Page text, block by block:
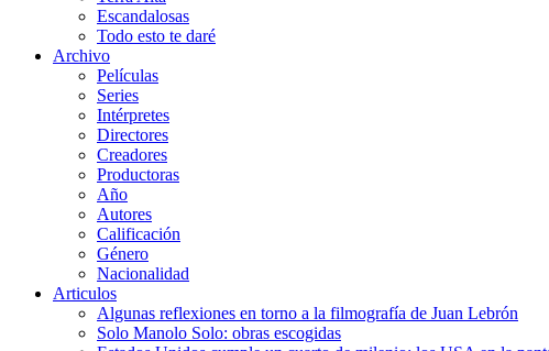
Escandalosas
Todo esto te daré
Archivo
Películas
Series
Intérpretes
Directores
Creadores
Productoras
Año
Autores
Calificación
Género
Nacionalidad
Articulos
Algunas reflexiones en torno a la filmografía de Juan Lebrón
Solo Manolo Solo: obras escogidas